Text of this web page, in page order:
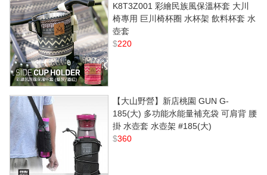
K8T3Z001 彩繪民族風保溫杯套 大川
椅專用 巨川椅杯圈 水杯架 飲料杯套 水
壺套
$220
【大山野營】新店桃園 GUN G-
185(大) 多功能水能量補充袋 可肩背 腰
掛 水壺套 水壺架 #185(大)
$360